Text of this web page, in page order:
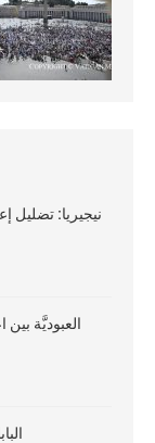
نيجيريا: تضليل
العبوديَّة بين